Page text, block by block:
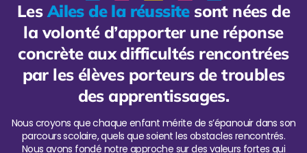
LesAiles de la réussitesont nées de
la volonté d’apporter une réponse
concrète aux difficultés rencontrées
par les élèves porteurs de troubles
des apprentissages.
Nous croyons que chaque enfant mérite de s’épanouir dans son
parcours scolaire, quels que soient les obstacles rencontrés.
Nous avons fondé notre approche sur des valeurs fortes qui